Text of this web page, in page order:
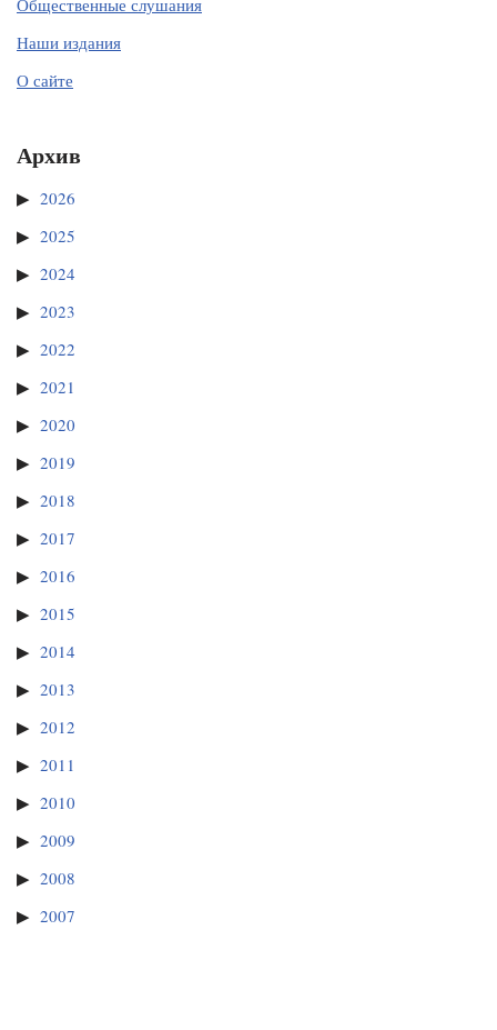
Общественные слушания
Наши издания
О сайте
Архив
2026
2025
2024
2023
2022
2021
2020
2019
2018
2017
2016
2015
2014
2013
2012
2011
2010
2009
2008
2007